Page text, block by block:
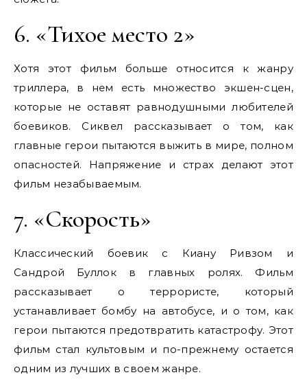
6. «Тихое место 2»
Хотя этот фильм больше относится к жанру
триллера, в нем есть множество экшен-сцен,
которые не оставят равнодушными любителей
боевиков. Сиквел рассказывает о том, как
главные герои пытаются выжить в мире, полном
опасностей. Напряжение и страх делают этот
фильм незабываемым.
7. «Скорость»
Классический боевик с Киану Ривзом и
Сандрой Буллок в главных ролях. Фильм
рассказывает о террористе, который
устанавливает бомбу на автобусе, и о том, как
герои пытаются предотвратить катастрофу. Этот
фильм стал культовым и по-прежнему остается
одним из лучших в своем жанре.